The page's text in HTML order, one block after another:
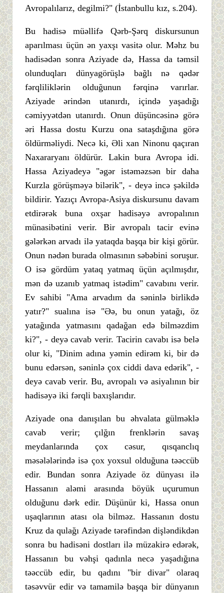
Avropalılarız, degilmi?" (İstanbullu kız, s.204).
Bu hadisə müəllifə Qərb-Şərq diskursunun
aparılması üçün ən yaxşı vasitə olur. Məhz bu
hadisədən sonra Aziyade də, Hassa da təmsil
olunduqları dünyagörüşlə bağlı nə qədər
fərqliliklərin olduğunun fərqinə varırlar.
Aziyade ərindən utanırdı, içində yaşadığı
cəmiyyətdən utanırdı. Onun düşüncəsinə görə
əri Hassa dostu Kurzu ona sataşdığına görə
öldürməliydi. Necə ki, Əli xan Ninonu qaçıran
Naxararyanı öldürür. Lakin bura Avropa idi.
Hassa Aziyadeyə "əgər istəməzsən bir daha
Kurzla görüşməyə bilərik", - deyə incə şəkildə
bildirir. Yazıçı Avropa-Asiya diskursunu davam
etdirərək buna oxşar hadisəyə avropalının
münasibətini verir. Bir avropalı tacir evinə
gələrkən arvadı ilə yataqda başqa bir kişi görür.
Onun nədən burada olmasının səbəbini soruşur.
O isə gördüm yataq yatmaq üçün açılmışdır,
mən də uzanıb yatmaq istədim" cavabını verir.
Ev sahibi "Ama arvadım da səninlə birlikdə
yatır?" sualına isə "Əə, bu onun yatağı, öz
yatağında yatmasını qadağan edə bilməzdim
ki?", - deyə cavab verir. Tacirin cavabı isə belə
olur ki, "Dinim adına yəmin edirəm ki, bir də
bunu edərsən, səninlə çox ciddi dava edərik", -
deyə cavab verir. Bu, avropalı və asiyalının bir
hadisəyə iki fərqli baxışlarıdır.
Aziyade ona danışılan bu əhvalata gülməklə
cavab verir; çılğın frenklərin savaş
meydanlarında çox cəsur, qısqanclıq
məsələlərində isə çox yoxsul olduğuna təəccüb
edir. Bundan sonra Aziyade öz dünyası ilə
Hassanın aləmi arasında böyük uçurumun
olduğunu dərk edir. Düşünür ki, Hassa onun
uşaqlarının atası ola bilməz. Hassanın dostu
Kruz da qulağı Aziyade tərəfindən dişləndikdən
sonra bu hadisəni dostları ilə müzakirə edərək,
Hassanın bu vəhşi qadınla necə yaşadığına
təəccüb edir, bu qadını "bir divar" olaraq
təsəvvür edir və tamamilə başqa bir dünyanın